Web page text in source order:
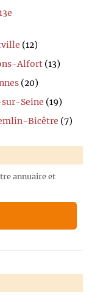
(12)
Alfort (13)
(20)
Seine (19)
Bicêtre (7)
annuaire et